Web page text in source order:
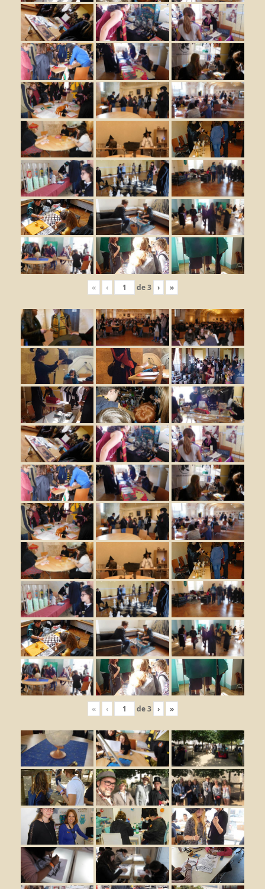
« ‹ de3 › »
« ‹ de3 › »